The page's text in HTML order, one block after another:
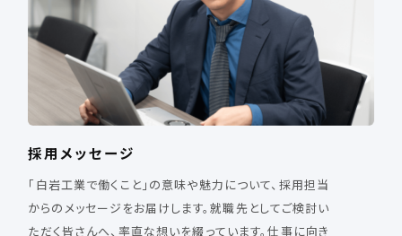
採用メッセージ
「白岩工業で働くこと」の意味や魅力について、採用担当
からのメッセージをお届けします。就職先としてご検討い
ただく皆さんへ、率直な想いを綴っています。仕事に向き